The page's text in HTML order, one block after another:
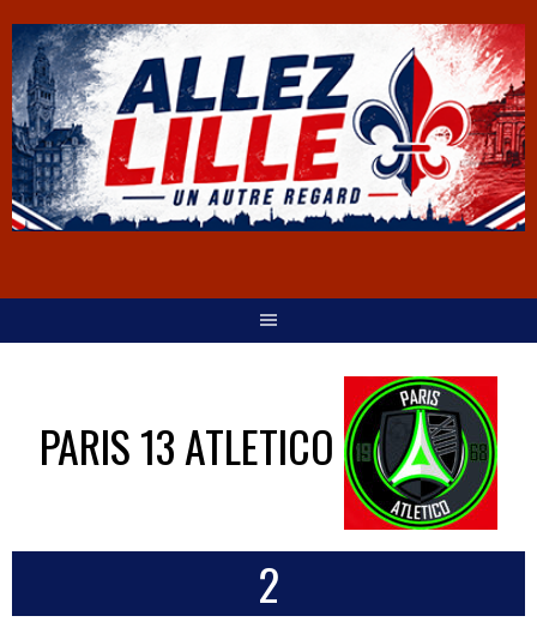
PARIS 13 ATLETICO
2